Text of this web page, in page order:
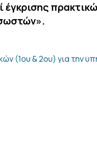
(1ου & 2ου) για την